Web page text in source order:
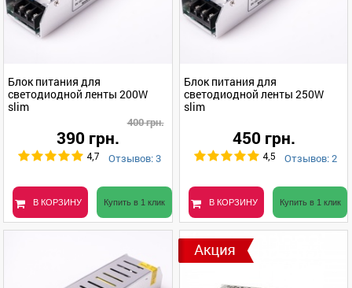
Блок питания для
светодиодной ленты 200W
slim
400 грн.
390 грн.
4,7 Отзывов: 3
В КОРЗИНУ Купить в 1 клик
Блок питания для
светодиодной ленты 250W
slim
450 грн.
4,5 Отзывов: 2
В КОРЗИНУ Купить в 1 клик